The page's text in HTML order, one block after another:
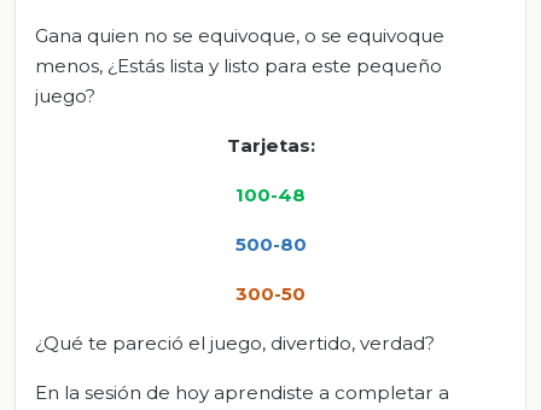
Gana quien no se equivoque, o se equivoque
menos, ¿Estás lista y listo para este pequeño
juego?
Tarjetas:
100-48
500-80
300-50
¿Qué te pareció el juego, divertido, verdad?
En la sesión de hoy aprendiste a completar a